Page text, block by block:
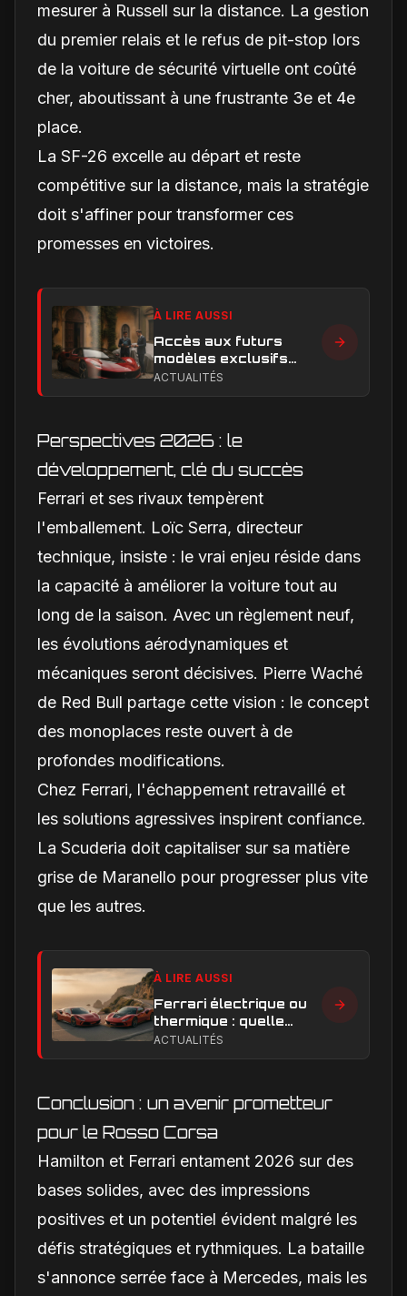
mesurer à Russell sur la distance. La gestion
du premier relais et le refus de pit-stop lors
de la voiture de sécurité virtuelle ont coûté
cher, aboutissant à une frustrante 3e et 4e
place.
La SF-26 excelle au départ et reste
compétitive sur la distance, mais la stratégie
doit s'affiner pour transformer ces
promesses en victoires.
À LIRE AUSSI
Accès aux futurs
modèles exclusifs
Ferrari : l'achat
ACTUALITÉS
Perspectives 2026 : le
développement, clé du succès
Ferrari et ses rivaux tempèrent
l'emballement. Loïc Serra, directeur
technique, insiste : le vrai enjeu réside dans
la capacité à améliorer la voiture tout au
long de la saison. Avec un règlement neuf,
les évolutions aérodynamiques et
mécaniques seront décisives. Pierre Waché
de Red Bull partage cette vision : le concept
des monoplaces reste ouvert à de
profondes modifications.
Chez Ferrari, l'échappement retravaillé et
les solutions agressives inspirent confiance.
La Scuderia doit capitaliser sur sa matière
grise de Maranello pour progresser plus vite
que les autres.
À LIRE AUSSI
Ferrari électrique ou
thermique : quelle
performance et quelle
ACTUALITÉS
Conclusion : un avenir prometteur
pour le Rosso Corsa
Hamilton et Ferrari entament 2026 sur des
bases solides, avec des impressions
positives et un potentiel évident malgré les
défis stratégiques et rythmiques. La bataille
s'annonce serrée face à Mercedes, mais les